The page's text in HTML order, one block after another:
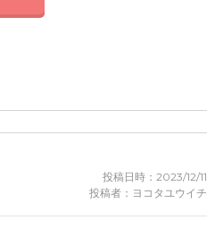
投稿日時：2023/12/11
投稿者：ヨコタユウイチ